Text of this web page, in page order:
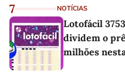
7 NOTÍCIAS
Lotofácil
dividem o
milhões